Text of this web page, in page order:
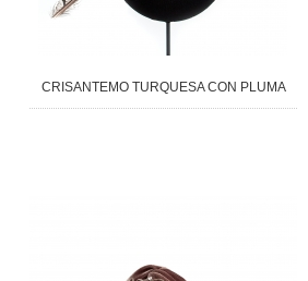
CRISANTEMO TURQUESA CON PLUMA